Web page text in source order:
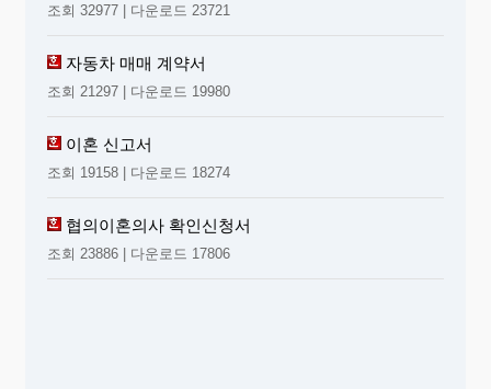
조회 32977 | 다운로드 23721
자동차 매매 계약서
조회 21297 | 다운로드 19980
이혼 신고서
조회 19158 | 다운로드 18274
협의이혼의사 확인신청서
조회 23886 | 다운로드 17806